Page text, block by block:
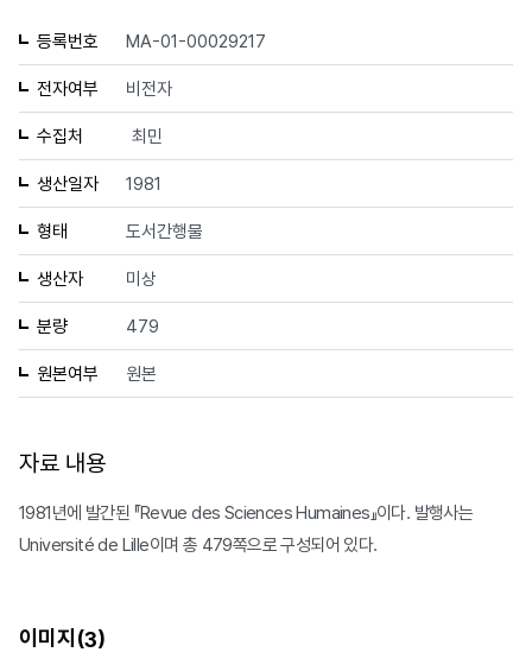
등록번호 MA-01-00029217
전자여부 비전자
수집처 최민
생산일자 1981
형태 도서간행물
생산자 미상
분량 479
원본여부 원본
자료 내용
1981년에 발간된 『Revue des Sciences Humaines』이다. 발행사는
Université de Lille이며 총 479쪽으로 구성되어 있다.
이미지(3)